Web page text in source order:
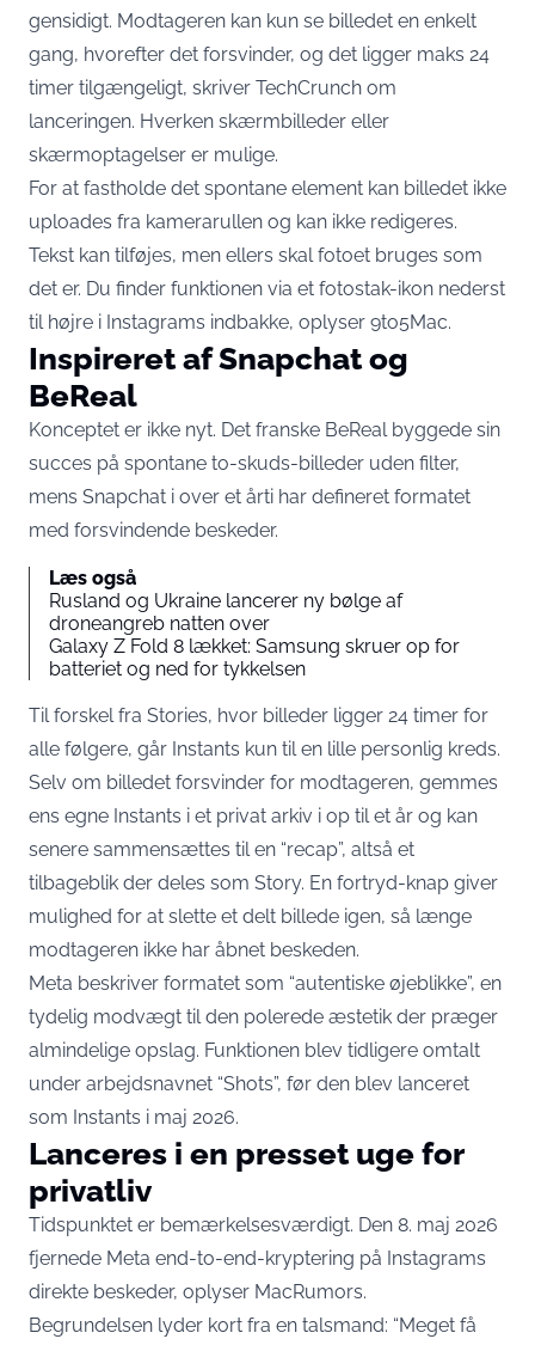
gensidigt. Modtageren kan kun se billedet en enkelt
gang, hvorefter det forsvinder, og det ligger maks 24
timer tilgængeligt, skriver TechCrunch om
lanceringen. Hverken skærmbilleder eller
skærmoptagelser er mulige.
For at fastholde det spontane element kan billedet ikke
uploades fra kamerarullen og kan ikke redigeres.
Tekst kan tilføjes, men ellers skal fotoet bruges som
det er. Du finder funktionen via et fotostak-ikon nederst
til højre i Instagrams indbakke, oplyser 9to5Mac.
Inspireret af Snapchat og
BeReal
Konceptet er ikke nyt. Det franske BeReal byggede sin
succes på spontane to-skuds-billeder uden filter,
mens Snapchat i over et årti har defineret formatet
med forsvindende beskeder.
Læs også
Rusland og Ukraine lancerer ny bølge af
droneangreb natten over
Galaxy Z Fold 8 lækket: Samsung skruer op for
batteriet og ned for tykkelsen
Til forskel fra Stories, hvor billeder ligger 24 timer for
alle følgere, går Instants kun til en lille personlig kreds.
Selv om billedet forsvinder for modtageren, gemmes
ens egne Instants i et privat arkiv i op til et år og kan
senere sammensættes til en “recap”, altså et
tilbageblik der deles som Story. En fortryd-knap giver
mulighed for at slette et delt billede igen, så længe
modtageren ikke har åbnet beskeden.
Meta beskriver formatet som “autentiske øjeblikke”, en
tydelig modvægt til den polerede æstetik der præger
almindelige opslag. Funktionen blev tidligere omtalt
under arbejdsnavnet “Shots”, før den blev lanceret
som Instants i maj 2026.
Lanceres i en presset uge for
privatliv
Tidspunktet er bemærkelsesværdigt. Den 8. maj 2026
fjernede Meta end-to-end-kryptering på Instagrams
direkte beskeder, oplyser MacRumors.
Begrundelsen lyder kort fra en talsmand: “Meget få